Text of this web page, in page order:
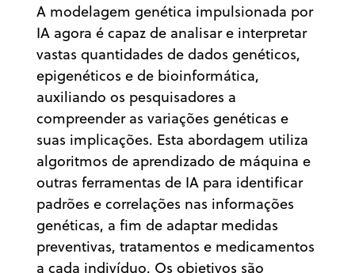
A modelagem genética impulsionada por
IA agora é capaz de analisar e interpretar
vastas quantidades de dados genéticos,
epigenéticos e de bioinformática,
auxiliando os pesquisadores a
compreender as variações genéticas e
suas implicações. Esta abordagem utiliza
algoritmos de aprendizado de máquina e
outras ferramentas de IA para identificar
padrões e correlações nas informações
genéticas, a fim de adaptar medidas
preventivas, tratamentos e medicamentos
a cada indivíduo. Os objetivos são